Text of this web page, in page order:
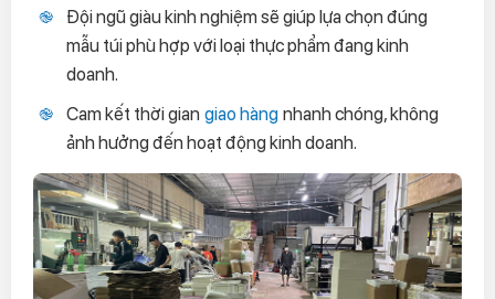
Đội ngũ giàu kinh nghiệm sẽ giúp lựa chọn đúng
mẫu túi phù hợp với loại thực phẩm đang kinh
doanh.
Cam kết thời gian giao hàng nhanh chóng, không
ảnh hưởng đến hoạt động kinh doanh.